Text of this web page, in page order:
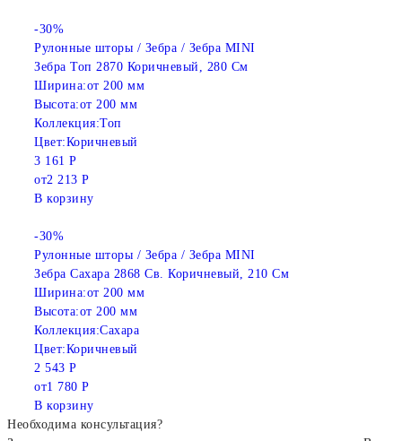
-30%
Рулонные шторы / Зебра / Зебра MINI
Зебра Топ 2870 Коричневый, 280 См
Ширина:от 200 мм
Высота:от 200 мм
Коллекция:Топ
Цвет:Коричневый
3 161 Р
от2 213 Р
В корзину
-30%
Рулонные шторы / Зебра / Зебра MINI
Зебра Сахара 2868 Св. Коричневый, 210 См
Ширина:от 200 мм
Высота:от 200 мм
Коллекция:Сахара
Цвет:Коричневый
2 543 Р
от1 780 Р
В корзину
Необходима консультация?